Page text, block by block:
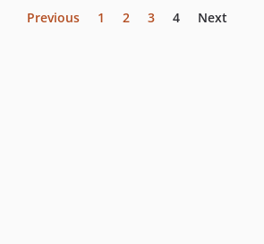
Previous 1 2 3 4 Next